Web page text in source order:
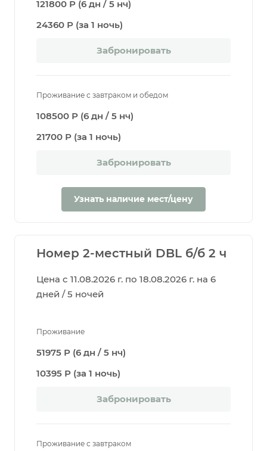
121800 Р (6 дн / 5 нч)
24360 Р (за 1 ночь)
Забронировать
Проживание с завтраком и обедом
108500 Р (6 дн / 5 нч)
21700 Р (за 1 ночь)
Забронировать
Узнать наличие мест/цену
Номер 2-местный DBL б/б 2 ч
Цена с 11.08.2026 г. по 18.08.2026 г. на 6
дней / 5 ночей
Проживание
51975 Р (6 дн / 5 нч)
10395 Р (за 1 ночь)
Забронировать
Проживание с завтраком